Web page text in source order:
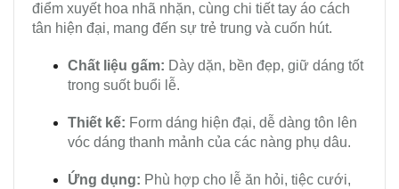
điểm xuyết hoa nhã nhặn, cùng chi tiết tay áo cách
tân hiện đại, mang đến sự trẻ trung và cuốn hút.
Chất liệu gấm: Dày dặn, bền đẹp, giữ dáng tốt
trong suốt buổi lễ.
Thiết kế: Form dáng hiện đại, dễ dàng tôn lên
vóc dáng thanh mảnh của các nàng phụ dâu.
Ứng dụng: Phù hợp cho lễ ăn hỏi, tiệc cưới,